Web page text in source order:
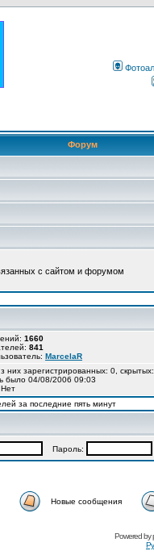
Форум
с сайтом и форумом
1660
841
MarcelaR
них зарегистрированных: 0,
было 04/08/2006 09:03
Нет
за последние пять минут
Пароль:
Новые сообщения
Powered by